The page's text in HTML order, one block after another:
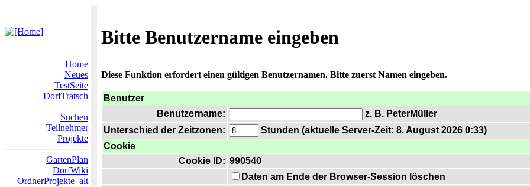
Bitte Benutzername eingeben
Home
Neues
TestSeite
DorfTratsch
Suchen
Teilnehmer
Projekte
GartenPlan
DorfWiki
OrdnerProjekte_alt
Diese Funktion erfordert einen gültigen Benutzernamen. Bitte zuerst Namen eingeben.
Benutzer
Benutzername:
z. B. PeterMüller
Unterschied der Zeitzonen:
Stunden (aktuelle Server-Zeit: 8. August 2026 0:33)
Cookie
Cookie ID: 990540
Daten am Ende der Browser-Session löschen